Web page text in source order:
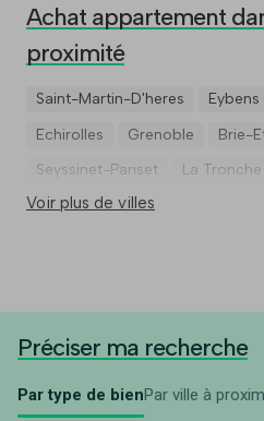
Achat appartement
proximité
Saint-Martin-D'heres Eybens
Echirolles
Grenoble Brie-
Seyssinet-Pariset
La Tronche
Voir plus de villes
Préciser ma recherche
Par type de bienPar ville à